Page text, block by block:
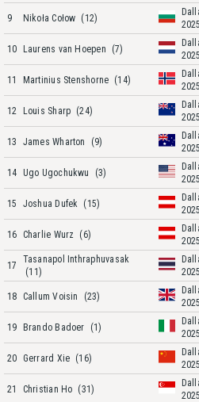
9 Nikoła Cołow (12)
2025
10 Laurens van Hoepen (7)
2025
11 Martinius Stenshorne (14)
2025
12 Louis Sharp (24)
2025
13 James Wharton (9)
2025
14 Ugo Ugochukwu (3)
2025
15 Joshua Dufek (15)
2025
16 Charlie Wurz (6)
2025
17
Tasanapol Inthraphuvasak
(11)
2025
18 Callum Voisin (23)
2025
19 Brando Badoer (1)
2025
20 Gerrard Xie (16)
2025
21 Christian Ho (31)
2025